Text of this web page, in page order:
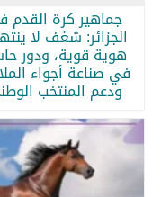
جماهير كرة القدم
الجزائر: شغف لا
هوية قوية، ودور
في صناعة أجواء
ودعم المنتخب